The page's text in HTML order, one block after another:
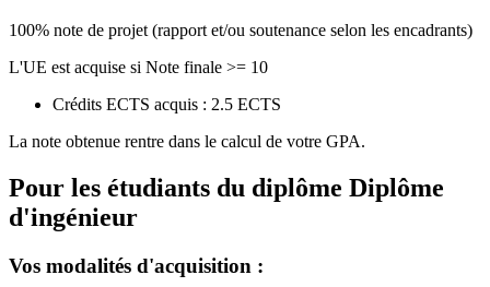
100% note de projet (rapport et/ou soutenance selon les encadrants)
L'UE est acquise si Note finale >= 10
Crédits ECTS acquis : 2.5 ECTS
La note obtenue rentre dans le calcul de votre GPA.
Pour les étudiants du diplôme Diplôme
d'ingénieur
Vos modalités d'acquisition :